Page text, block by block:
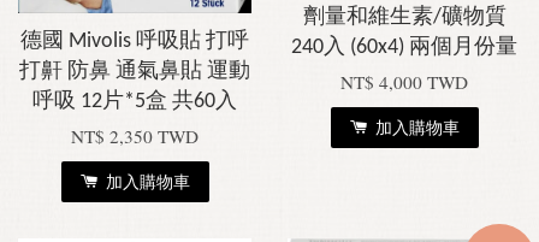
德國 Mivolis 呼吸貼 打呼
打鼾 防鼻 通氣鼻貼 運動
呼吸 12片*5盒 共60入
NT$ 2,350 TWD
加入購物車
劑量和維生素/礦物質
240入 (60x4) 兩個月份量
NT$ 4,000 TWD
加入購物車